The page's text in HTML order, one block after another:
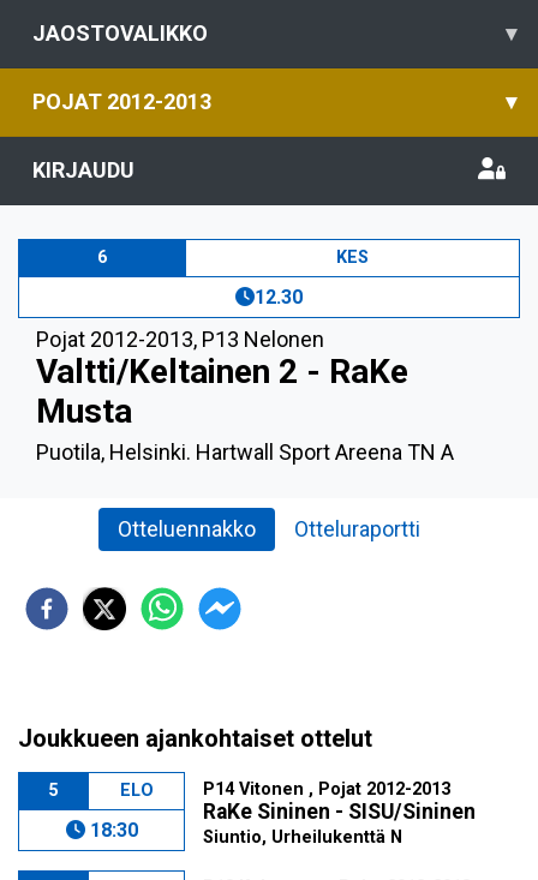
JAOSTOVALIKKO ▾
POJAT 2012-2013 ▾
KIRJAUDU
6 KES
12.30
Pojat 2012-2013, P13 Nelonen
Valtti/Keltainen 2 - RaKe
Musta
Puotila, Helsinki. Hartwall Sport Areena TN A
Otteluennakko Otteluraportti
Joukkueen ajankohtaiset ottelut
5 ELO
18:30
P14 Vitonen , Pojat 2012-2013
RaKe Sininen - SISU/Sininen
Siuntio, Urheilukenttä N